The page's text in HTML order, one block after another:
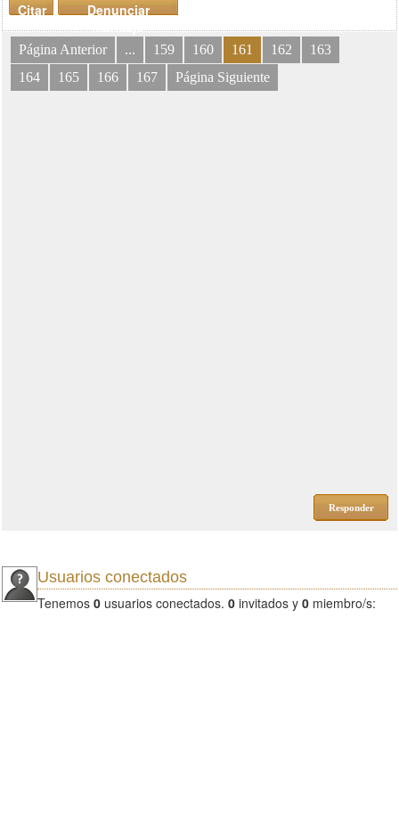
Denunciar
mensaje
Citar
Página Anterior ... 159 160 161 162
163
164
165 166 167 Página Siguiente
Responder
Usuarios conectados
Tenemos 0 usuarios conectados. 0 invitados y 0 miembro/s: